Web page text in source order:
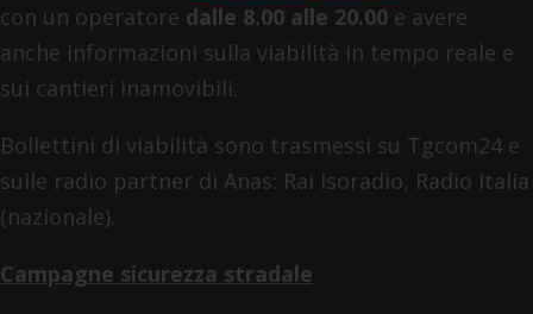
con un operatore dalle 8.00 alle 20.00 e avere
anche informazioni sulla viabilità in tempo reale e
sui cantieri inamovibili.
Bollettini di viabilità sono trasmessi su Tgcom24 e
sulle radio partner di Anas: Rai Isoradio, Radio Italia
(nazionale).
Campagne sicurezza stradale